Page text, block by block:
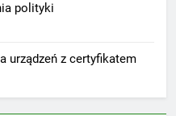
polityki
urządzeń z certyfikatem